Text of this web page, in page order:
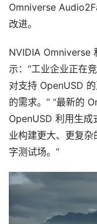
Omniverse
改进。
NVIDIA Omniverse
示：“工业企业正在
对支持 OpenUSD
的需求。” “最新的
OpenUSD 利用生成
业构建更大、更复
字测试场。”